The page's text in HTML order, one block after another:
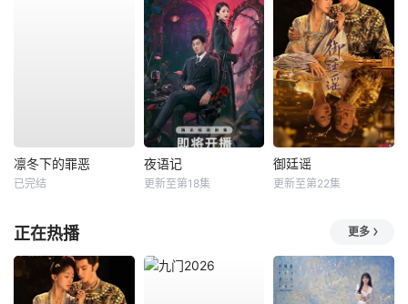
凛冬下的罪恶
已完结
夜语记
更新至第18集
御廷谣
更新至第22集
正在热播 更多